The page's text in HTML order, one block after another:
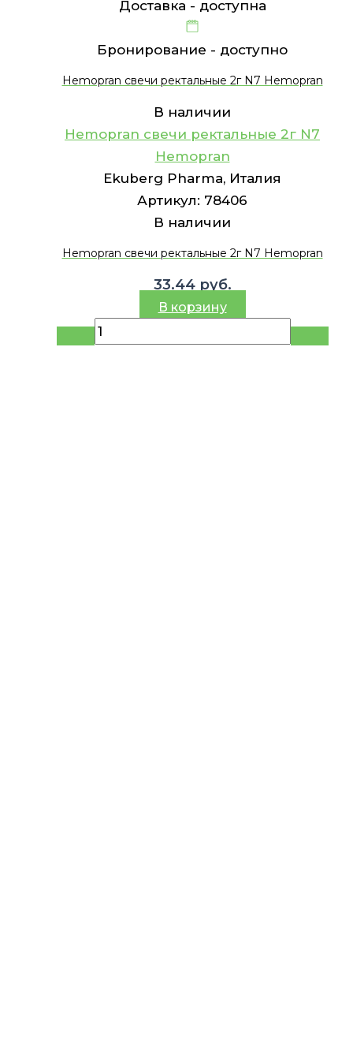
Доставка - доступна
Бронирование - доступно
Hemopran свечи ректальные 2г N7 Hemopran
В наличии
Hemopran свечи ректальные 2г N7
Hemopran
Ekuberg Pharma, Италия
Артикул: 78406
В наличии
Hemopran свечи ректальные 2г N7 Hemopran
33.44 руб.
В корзину